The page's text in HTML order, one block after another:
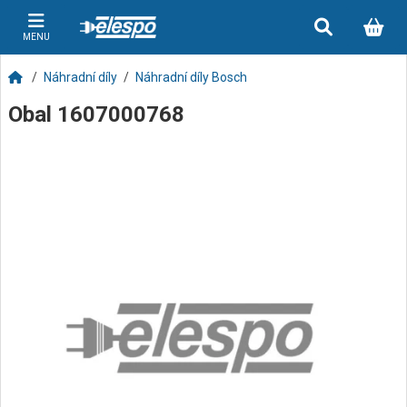
MENU
Náhradní díly Náhradní díly Bosch
Obal 1607000768